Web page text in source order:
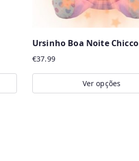
Ursinho Boa Noite Chicco
€37.99
Ver opções